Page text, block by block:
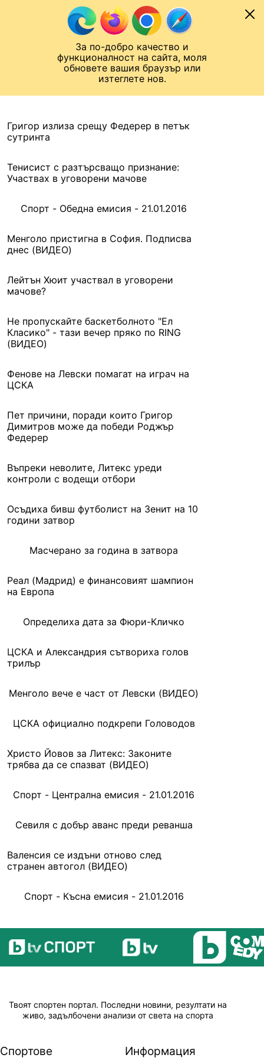
За по-добро качество и
функционалност на сайта, моля
обновете вашия браузър или
изтеглете нов.
Към съдържанието
Лига на Конференциите
Григор излиза срещу Федерер в петък
сутринта
Тенисист с разтърсващо признание:
Участвах в уговорени мачове
Спорт - Обедна емисия - 21.01.2016
Менголо пристигна в София. Подписва
днес (ВИДЕО)
Лейтън Хюит участвал в уговорени
мачове?
Не пропускайте баскетболното "Ел
Класико" - тази вечер пряко по RING
(ВИДЕО)
Фенове на Левски помагат на играч на
ЦСКА
Пет причини, поради които Григор
Димитров може да победи Роджър
Федерер
Въпреки неволите, Литекс уреди
контроли с водещи отбори
Осъдиха бивш футболист на Зенит на 10
години затвор
Масчерано за година в затвора
Реал (Мадрид) е финансовият шампион
на Европа
Определиха дата за Фюри-Кличко
ЦСКА и Александрия сътвориха голов
трилър
Менголо вече e част от Левски (ВИДЕО)
ЦСКА официално подкрепи Головодов
Христо Йовов за Литекс: Законите
трябва да се спазват (ВИДЕО)
Спорт - Централна емисия - 21.01.2016
Севиля с добър аванс преди реванша
Валенсия се издъни отново след
странен автогол (ВИДЕО)
Спорт - Късна емисия - 21.01.2016
Твоят спортен портал. Последни новини, резултати на
живо, задълбочени анализи от света на спорта
Спортове Информация